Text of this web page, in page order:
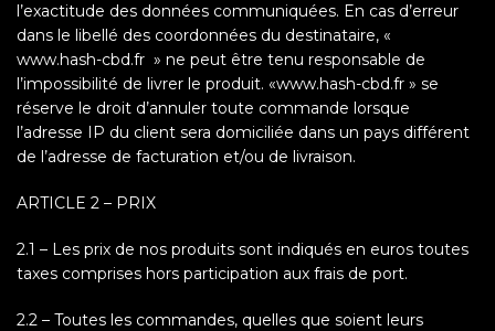
l’exactitude des données communiquées. En cas d’erreur
dans le libellé des coordonnées du destinataire, «
www.hash-cbd.fr » ne peut être tenu responsable de
l’impossibilité de livrer le produit. «www.hash-cbd.fr » se
réserve le droit d’annuler toute commande lorsque
l’adresse IP du client sera domiciliée dans un pays différent
de l’adresse de facturation et/ou de livraison.
ARTICLE 2 – PRIX
2.1 – Les prix de nos produits sont indiqués en euros toutes
taxes comprises hors participation aux frais de port.
2.2 – Toutes les commandes, quelles que soient leurs